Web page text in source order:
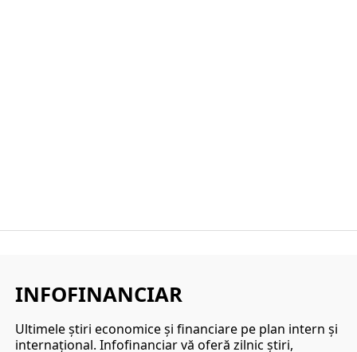
INFOFINANCIAR
Ultimele ştiri economice şi financiare pe plan intern şi
internaţional. Infofinanciar vă oferă zilnic ştiri,